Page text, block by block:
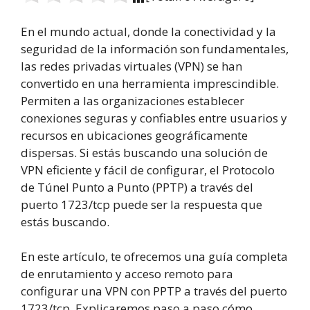
En el mundo actual, donde la conectividad y la
seguridad de la información son fundamentales,
las redes privadas virtuales (VPN) se han
convertido en una herramienta imprescindible.
Permiten a las organizaciones establecer
conexiones seguras y confiables entre usuarios y
recursos en ubicaciones geográficamente
dispersas. Si estás buscando una solución de
VPN eficiente y fácil de configurar, el Protocolo
de Túnel Punto a Punto (PPTP) a través del
puerto 1723/tcp puede ser la respuesta que
estás buscando.
En este artículo, te ofrecemos una guía completa
de enrutamiento y acceso remoto para
configurar una VPN con PPTP a través del puerto